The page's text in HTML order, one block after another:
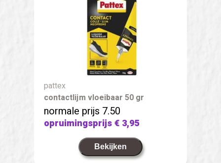
pattex
contactlijm vloeibaar 50 gr
normale prijs 7.50
opruimingsprijs€ 3,95
Bekijken